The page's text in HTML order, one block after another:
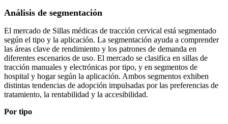
Análisis de segmentación
El mercado de Sillas médicas de tracción cervical está segmentado
según el tipo y la aplicación. La segmentación ayuda a comprender
las áreas clave de rendimiento y los patrones de demanda en
diferentes escenarios de uso. El mercado se clasifica en sillas de
tracción manuales y electrónicas por tipo, y en segmentos de
hospital y hogar según la aplicación. Ambos segmentos exhiben
distintas tendencias de adopción impulsadas por las preferencias de
tratamiento, la rentabilidad y la accesibilidad.
Por tipo